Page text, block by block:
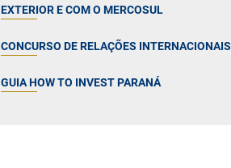
EXTERIOR E COM O MERCOSUL
CONCURSO DE RELAÇÕES INTERNACIONAIS
GUIA HOW TO INVEST PARANÁ